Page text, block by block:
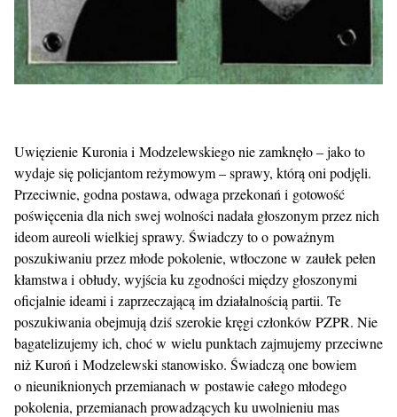
Uwięzienie Kuronia i Modzelewskiego nie zamknęło – jako to
wydaje się policjantom reżymowym – sprawy, którą oni podjęli.
Przeciwnie, godna postawa, odwaga przekonań i gotowość
poświęcenia dla nich swej wolności nadała głoszonym przez nich
ideom aureoli wielkiej sprawy. Świadczy to o poważnym
poszukiwaniu przez młode pokolenie, wtłoczone w zaułek pełen
kłamstwa i obłudy, wyjścia ku zgodności między głoszonymi
oficjalnie ideami i zaprzeczającą im działalnością partii. Te
poszukiwania obejmują dziś szerokie kręgi członków PZPR. Nie
bagatelizujemy ich, choć w wielu punktach zajmujemy przeciwne
niż Kuroń i Modzelewski stanowisko. Świadczą one bowiem
o nieuniknionych przemianach w postawie całego młodego
pokolenia, przemianach prowadzących ku uwolnieniu mas